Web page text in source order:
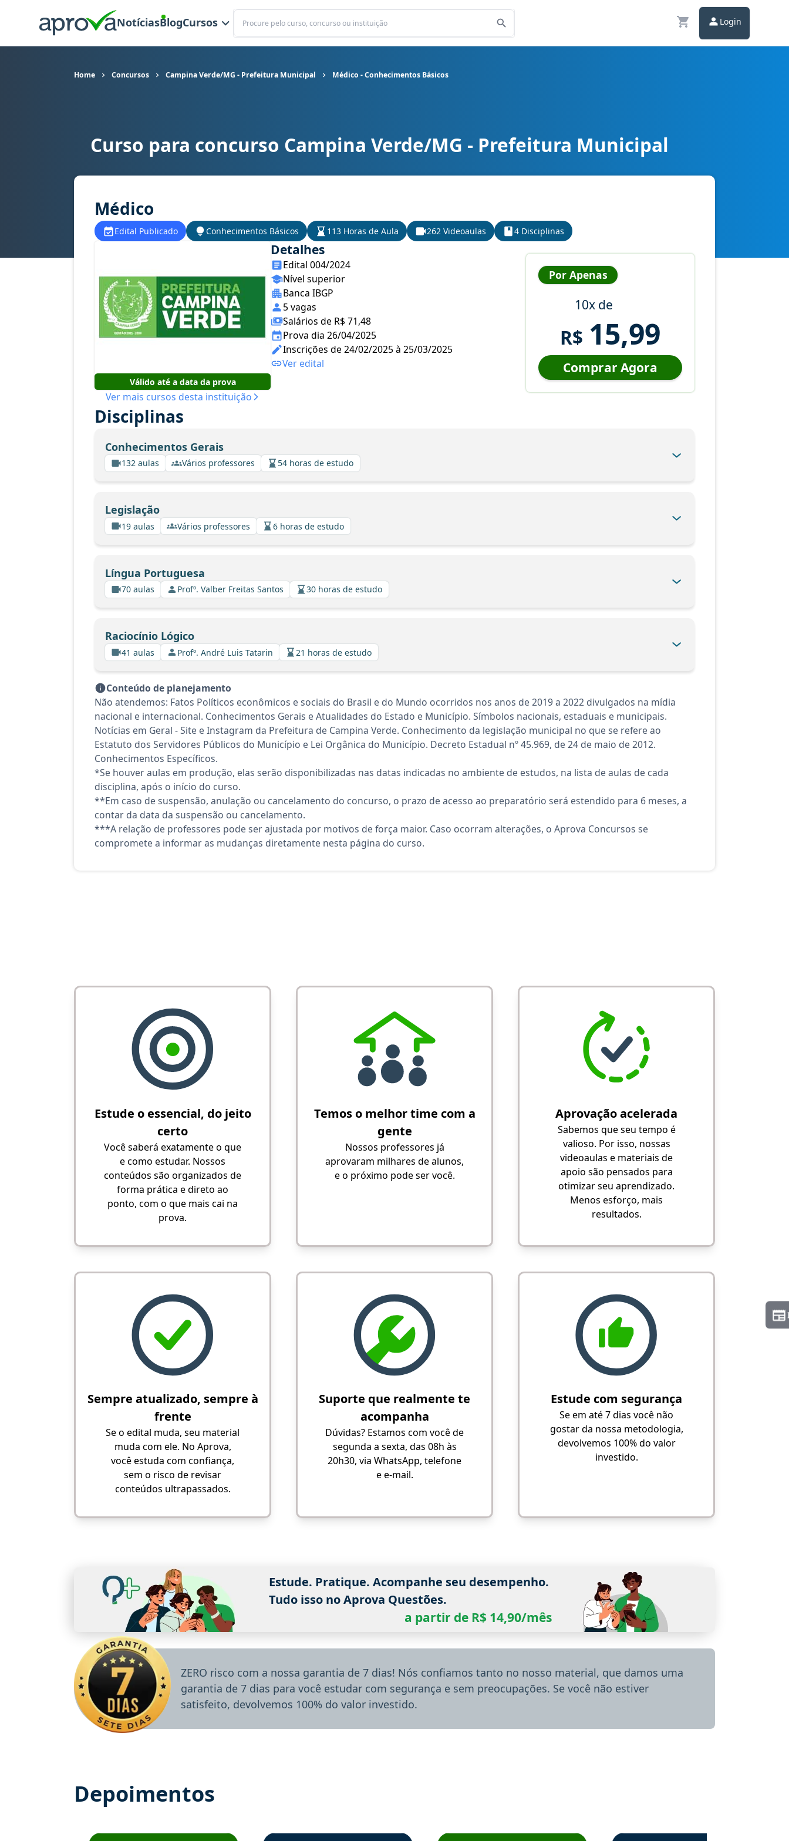
NotíciasBlogCursos
Buscar
Login
Home Concursos Campina Verde/MG - Prefeitura Municipal Médico - Conhecimentos Básicos
Curso para concurso Campina Verde/MG - Prefeitura Municipal cargo Médico - Conhecimentos Básicos
Curso para concurso Campina Verde/MG - Prefeitura Municipal
Médico
Edital Publicado Conhecimentos Básicos 113 Horas de Aula 262 Videoaulas 4 Disciplinas
Válido até a data da prova
Ver mais cursos desta instituição
Detalhes
Edital 004/2024
Nível superior
Banca IBGP
5 vagas
Salários de R$ 71,48
Prova dia 26/04/2025
Inscrições de 24/02/2025 à 25/03/2025
Ver edital
Por Apenas
10x de
R$ 15,99
Comprar Agora
Disciplinas
Conhecimentos Gerais
132 aulas Vários professores 54 horas de estudo
Legislação
19 aulas Vários professores 6 horas de estudo
Língua Portuguesa
70 aulas Profº. Valber Freitas Santos 30 horas de estudo
Raciocínio Lógico
41 aulas Profº. André Luis Tatarin 21 horas de estudo
Conteúdo de planejamento
Não atendemos: Fatos Políticos econômicos e sociais do Brasil e do Mundo ocorridos nos anos de 2019 a 2022 divulgados na mídia
nacional e internacional. Conhecimentos Gerais e Atualidades do Estado e Município. Símbolos nacionais, estaduais e municipais.
Notícias em Geral - Site e Instagram da Prefeitura de Campina Verde. Conhecimento da legislação municipal no que se refere ao
Estatuto dos Servidores Públicos do Município e Lei Orgânica do Município. Decreto Estadual nº 45.969, de 24 de maio de 2012.
Conhecimentos Específicos.
*Se houver aulas em produção, elas serão disponibilizadas nas datas indicadas no ambiente de estudos, na lista de aulas de cada
disciplina, após o início do curso.
**Em caso de suspensão, anulação ou cancelamento do concurso, o prazo de acesso ao preparatório será estendido para 6 meses, a
contar da data da suspensão ou cancelamento.
***A relação de professores pode ser ajustada por motivos de força maior. Caso ocorram alterações, o Aprova Concursos se
compromete a informar as mudanças diretamente nesta página do curso.
Estude o essencial, do jeito
certo
Você saberá exatamente o que
e como estudar. Nossos
conteúdos são organizados de
forma prática e direto ao
ponto, com o que mais cai na
prova.
Temos o melhor time com a
gente
Nossos professores já
aprovaram milhares de alunos,
e o próximo pode ser você.
Aprovação acelerada
Sabemos que seu tempo é
valioso. Por isso, nossas
videoaulas e materiais de
apoio são pensados para
otimizar seu aprendizado.
Menos esforço, mais
resultados.
Sempre atualizado, sempre à
frente
Se o edital muda, seu material
muda com ele. No Aprova,
você estuda com confiança,
sem o risco de revisar
conteúdos ultrapassados.
Suporte que realmente te
acompanha
Dúvidas? Estamos com você de
segunda a sexta, das 08h às
20h30, via WhatsApp, telefone
e e-mail.
Estude com segurança
Se em até 7 dias você não
gostar da nossa metodologia,
devolvemos 100% do valor
investido.
Estude. Pratique. Acompanhe seu desempenho.
Tudo isso no Aprova Questões.
a partir de R$ 14,90/mês
ZERO risco com a nossa garantia de 7 dias! Nós confiamos tanto no nosso material, que damos uma
garantia de 7 dias para você estudar com segurança e sem preocupações. Se você não estiver
satisfeito, devolvemos 100% do valor investido.
Depoimentos
Estudante José recomenda o Aprova Concursos em depoimentoEstudante Sergio recomenda o Aprova Concursos em depoimentoEstudante Mário recomenda o Aprova Concursos em depoimentoEstudante Alessandra recomenda o Aprova